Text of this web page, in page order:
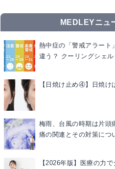
MEDLEYニュ
熱中症の「警戒アラート
違う？ クーリングシェル
【日焼け止め④】日焼け
梅雨、台風の時期は片頭
痛の関連とその対策につ
【2026年版】医療の力